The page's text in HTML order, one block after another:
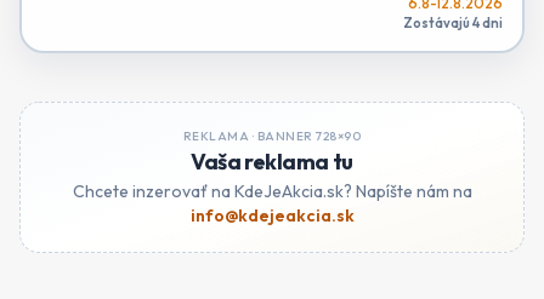
Zostávajú 4 dni
REKLAMA · BANNER 728×90
Vaša reklama tu
Chcete inzerovať na KdeJeAkcia.sk? Napíšte nám na
info@kdejeakcia.sk